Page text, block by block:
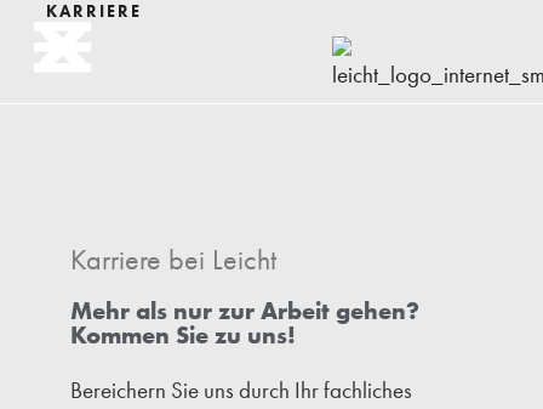
KARRIERE
Karriere bei Leicht
Mehr als nur zur Arbeit gehen?
Kommen Sie zu uns!
Bereichern Sie uns durch Ihr fachliches